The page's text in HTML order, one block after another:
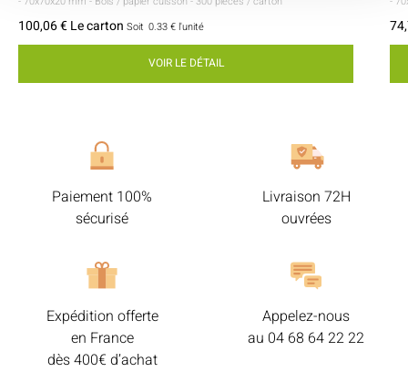
100,06 € Le carton Soit 0.33 € l'unité
VOIR LE DÉTAIL
Paiement 100%
sécurisé
Livraison 72H
ouvrées
Expédition offerte
en France
dès 400€ d’achat
Appelez-nous
au 04 68 64 22 22